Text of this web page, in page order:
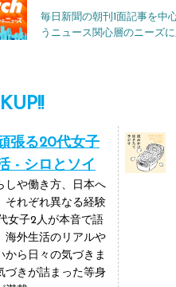
毎日新聞の朝刊1面記事を中
うニュース関心層のニーズ
張る20代女子
- シロとソイ
しや働き方、日本へ
それぞれ異なる経験
女子2人が本音で語
海外生活のリアルや
から日々の気づきま
づきが詰まった等身